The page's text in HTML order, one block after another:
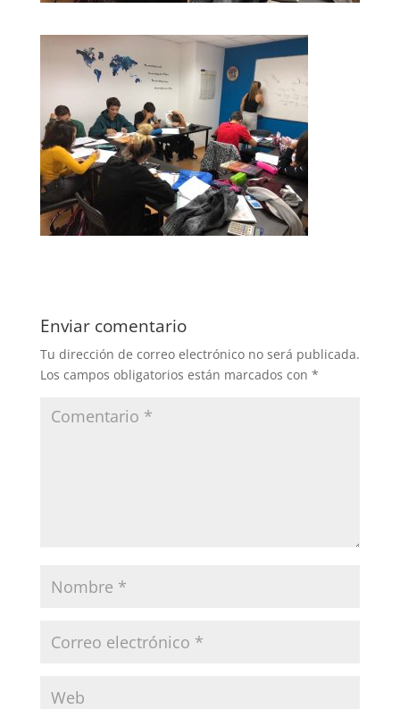
Enviar comentario
Tu dirección de correo electrónico no será publicada.
Los campos obligatorios están marcados con *